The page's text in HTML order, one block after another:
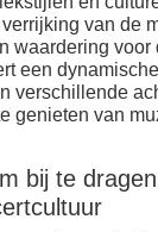
van de
waardering
een
verschillende
genieten van
bij te